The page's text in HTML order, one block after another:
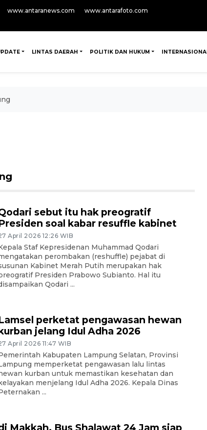
www.antaranews.com www.antarafoto.com
LINTAS DAERAH POLITIK DAN HUKUM
sebut itu hak preogratif
soal kabar resuffle kabinet
April 2026 12:26 WIB
Staf Kepresidenan Muhammad Qodari
perombakan (reshuffle) pejabat di
Kabinet Merah Putih merupakan hak
Presiden Prabowo Subianto. Hal itu
Qodari ...
perketat pengawasan hewan
jelang Idul Adha 2026
April 2026 11:47 WIB
Kabupaten Lampung Selatan, Provinsi
memperketat pengawasan lalu lintas
kurban untuk memastikan kesehatan dan
menjelang Idul Adha 2026. Kepala Dinas
...
Makkah, Bus Shalawat 24 Jam siap